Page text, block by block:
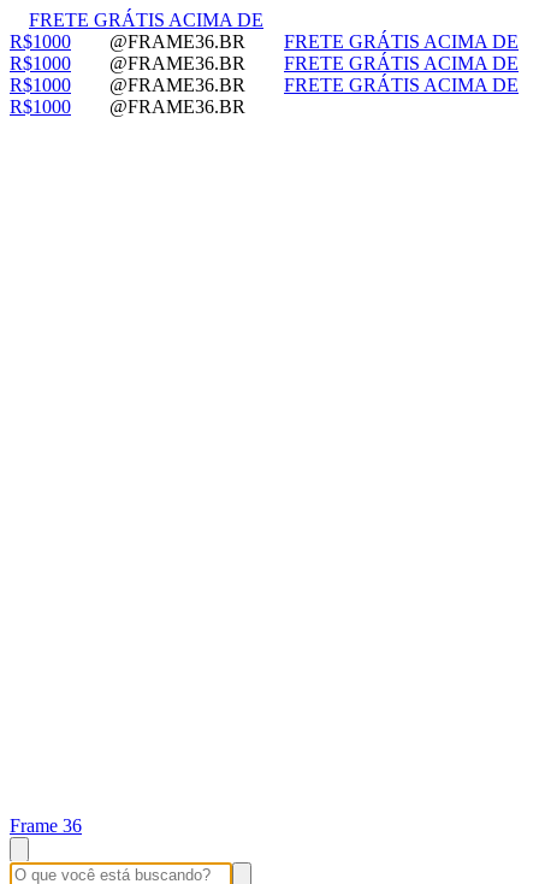
FRETE GRÁTIS ACIMA DE
R$1000
@FRAME36.BR
FRETE GRÁTIS ACIMA DE
R$1000
@FRAME36.BR
FRETE GRÁTIS ACIMA DE
R$1000
@FRAME36.BR
FRETE GRÁTIS ACIMA DE
R$1000
@FRAME36.BR
Frame 36